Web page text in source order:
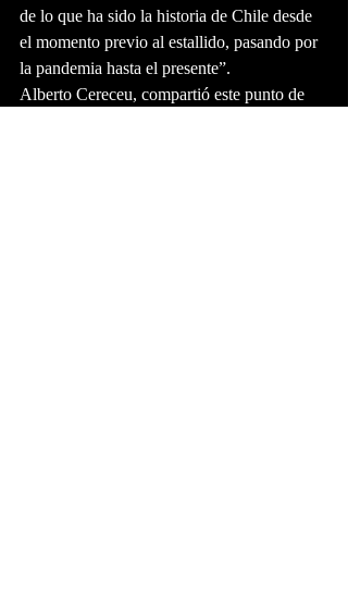
de lo que ha sido la historia de Chile desde
el momento previo al estallido, pasando por
la pandemia hasta el presente”.
Alberto Cereceu, compartió este punto de